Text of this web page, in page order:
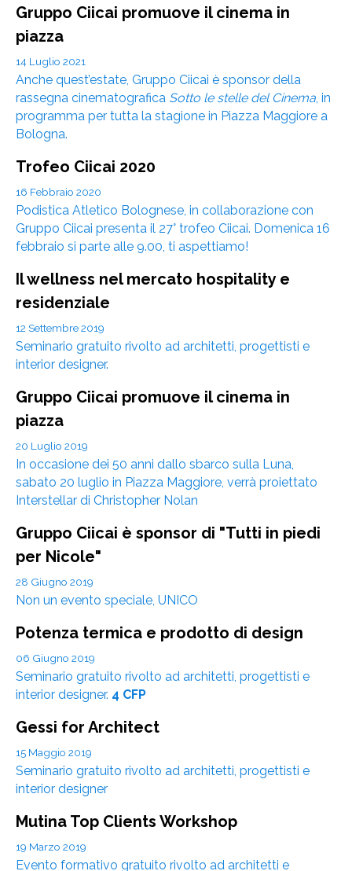
Gruppo Ciicai promuove il cinema in
piazza
14 Luglio 2021
Anche quest’estate, Gruppo Ciicai è sponsor della
rassegna cinematografica Sotto le stelle del Cinema, in
programma per tutta la stagione in Piazza Maggiore a
Bologna.
Trofeo Ciicai 2020
16 Febbraio 2020
Podistica Atletico Bolognese, in collaborazione con
Gruppo Ciicai presenta il 27° trofeo Ciicai. Domenica 16
febbraio si parte alle 9.00, ti aspettiamo!
Il wellness nel mercato hospitality e
residenziale
12 Settembre 2019
Seminario gratuito rivolto ad architetti, progettisti e
interior designer.
Gruppo Ciicai promuove il cinema in
piazza
20 Luglio 2019
In occasione dei 50 anni dallo sbarco sulla Luna,
sabato 20 luglio in Piazza Maggiore, verrà proiettato
Interstellar di Christopher Nolan
Gruppo Ciicai è sponsor di "Tutti in piedi
per Nicole"
28 Giugno 2019
Non un evento speciale, UNICO
Potenza termica e prodotto di design
06 Giugno 2019
Seminario gratuito rivolto ad architetti, progettisti e
interior designer. 4 CFP
Gessi for Architect
15 Maggio 2019
Seminario gratuito rivolto ad architetti, progettisti e
interior designer
Mutina Top Clients Workshop
19 Marzo 2019
Evento formativo gratuito rivolto ad architetti e